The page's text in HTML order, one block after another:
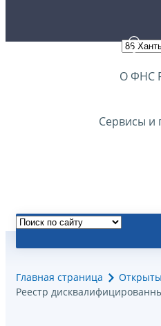
О ФНС
Сервисы и
Главная страница
Реестр